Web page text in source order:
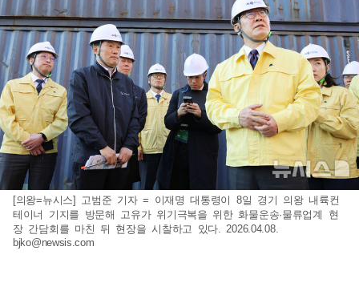
[의왕=뉴시스] 고범준 기자 = 이재명 대통령이 8일 경기 의왕 내륙컨
테이너 기지를 방문해 고유가 위기극복을 위한 화물운송·물류업계 현
장 간담회를 마친 뒤 현장을 시찰하고 있다. 2026.04.08.
bjko@newsis.com